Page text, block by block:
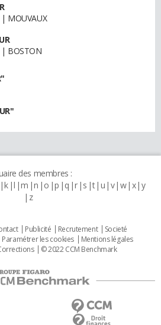
MOUVAUX
BOSTON
des membres :
k l m n o p q r s t u v w x y
z
Publicité Recrutement
Societé
Paramétrer les cookies
Mentions légales
© 2022 CCM Benchmark